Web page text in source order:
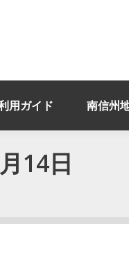
用ガイド 南信州
14日